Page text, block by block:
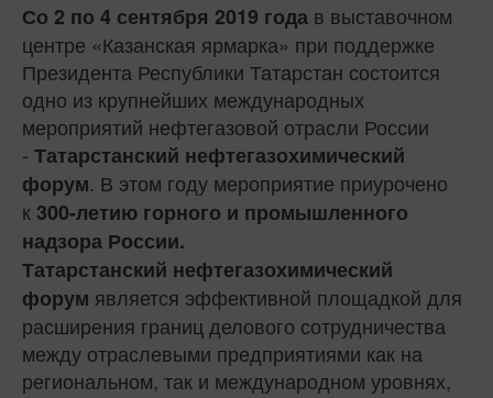
Со 2 по 4 сентября 2019 года в выставочном
центре «Казанская ярмарка» при поддержке
Президента Республики Татарстан состоится
одно из крупнейших международных
мероприятий нефтегазовой отрасли России
- Татарстанский нефтегазохимический
форум. В этом году мероприятие приурочено
к 300-летию горного и промышленного
надзора России.
Татарстанский нефтегазохимический
форум является эффективной площадкой для
расширения границ делового сотрудничества
между отраслевыми предприятиями как на
региональном, так и международном уровнях,